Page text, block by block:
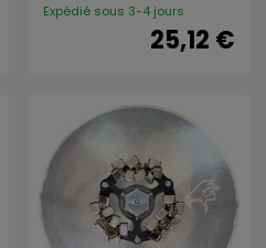
Expédié sous 3-4 jours
25,12 €